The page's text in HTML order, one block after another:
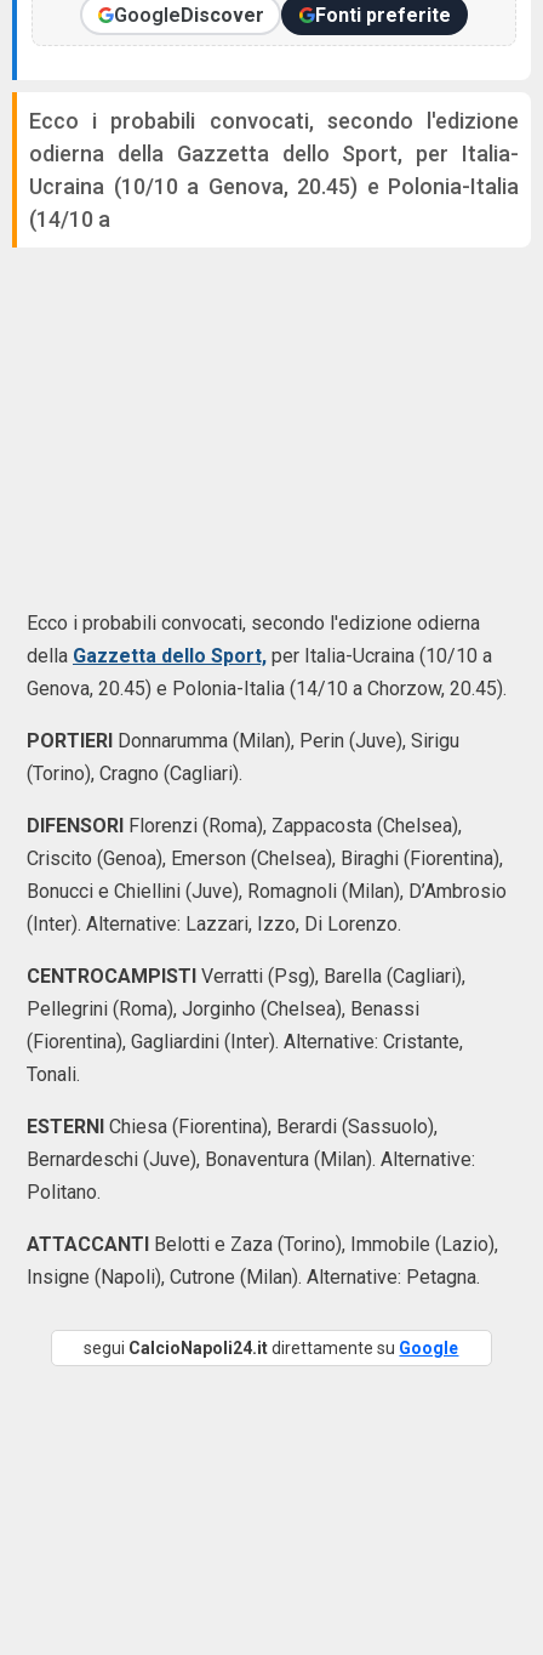
GoogleDiscover Fonti preferite
Ecco i probabili convocati, secondo l'edizione
odierna della Gazzetta dello Sport, per Italia-
Ucraina (10/10 a Genova, 20.45) e Polonia-Italia
(14/10 a
Ecco i probabili convocati, secondo l'edizione odierna
della Gazzetta dello Sport, per Italia-Ucraina (10/10 a
Genova, 20.45) e Polonia-Italia (14/10 a Chorzow, 20.45).
PORTIERI Donnarumma (Milan), Perin (Juve), Sirigu
(Torino), Cragno (Cagliari).
DIFENSORI Florenzi (Roma), Zappacosta (Chelsea),
Criscito (Genoa), Emerson (Chelsea), Biraghi (Fiorentina),
Bonucci e Chiellini (Juve), Romagnoli (Milan), D’Ambrosio
(Inter). Alternative: Lazzari, Izzo, Di Lorenzo.
CENTROCAMPISTI Verratti (Psg), Barella (Cagliari),
Pellegrini (Roma), Jorginho (Chelsea), Benassi
(Fiorentina), Gagliardini (Inter). Alternative: Cristante,
Tonali.
ESTERNI Chiesa (Fiorentina), Berardi (Sassuolo),
Bernardeschi (Juve), Bonaventura (Milan). Alternative:
Politano.
ATTACCANTI Belotti e Zaza (Torino), Immobile (Lazio),
Insigne (Napoli), Cutrone (Milan). Alternative: Petagna.
segui CalcioNapoli24.itdirettamente su Google